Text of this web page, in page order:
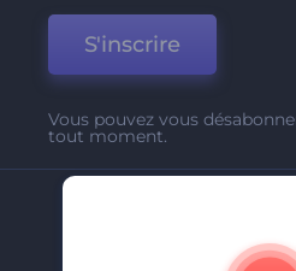
S'inscrire
Vous pouvez vous
tout moment.
A Propos De Nous